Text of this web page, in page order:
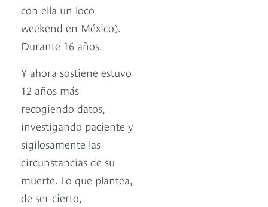
con ella un loco
weekend en México).
Durante 16 años.
Y ahora sostiene estuvo
12 años más
recogiendo datos,
investigando paciente y
sigilosamente las
circunstancias de su
muerte. Lo que plantea,
de ser cierto,